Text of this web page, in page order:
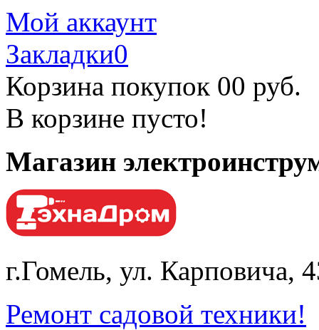
Мой аккаунт
Закладки0
Корзина покупок 00 руб.
В корзине пусто!
Магазин
г.Гомель, ул. Карповича,
Ремонт садовой техники!